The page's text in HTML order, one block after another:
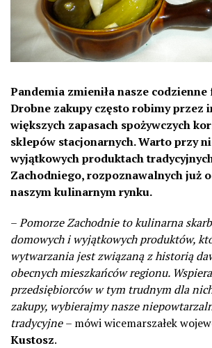
Pandemia zmieniła nasze
Drobne zakupy często robimy przez
większych zapasach spożywczych
sklepów stacjonarnych. Warto przy
wyjątkowych produktach
Zachodniego, rozpoznawalnych już
naszym kulinarnym rynku.
–Pomorze Zachodnie to kulinarna
domowych i wyjątkowych produktów,
wytwarzania jest związaną z historią
obecnych mieszkańców regionu.
przedsiębiorców w tym trudnym dla
zakupy, wybierajmy nasze
tradycyjne– mówi wicemarszałek
Kustosz.